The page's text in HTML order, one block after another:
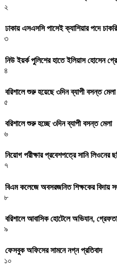
২
ঢাকায় এসএসসি পাসেই ক্যাশিয়ার পদে
৩
নিউ ইয়র্ক পুলিশের হাতে ইলিয়াস হোসেন
৪
বরিশালে শুরু হয়েছে ৩দিন ব্যাপী বসন্ত
৫
বরিশালে শুরু হচ্ছে ৩দিন ব্যাপী বসন্ত মেলা
৬
নিয়োগ পরীক্ষার প্রবেশপত্রে সানি লিওনের
৭
বিএম কলেজে অবসরজনিত শিক্ষকের বিদায়
৮
বরিশালে আবাসিক হোটেলে অভিযান,
৯
ফেসবুক অফিসের সামনে নগ্ন প্রতিবাদ
১০